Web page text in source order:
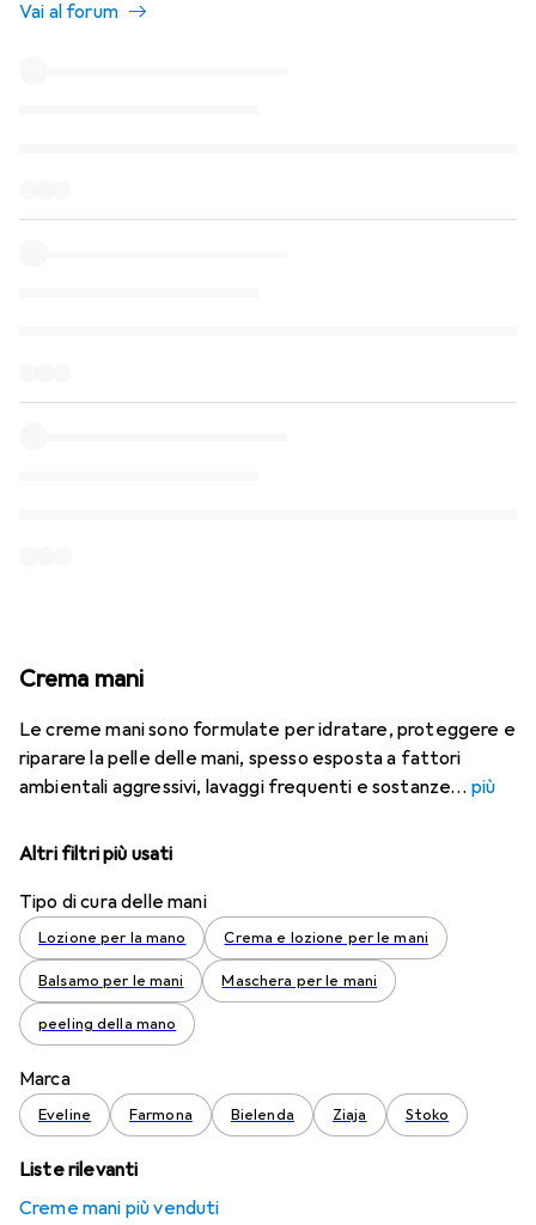
Vai al forum
Crema mani
Le creme mani sono formulate per idratare, proteggere e
riparare la pelle delle mani, spesso esposta a fattori
ambientali aggressivi, lavaggi frequenti e sostanze
più
Altri filtri più usati
Tipo di cura delle mani
Lozione per la mano Crema e lozione per le mani
Balsamo per le mani Maschera per le mani
peeling della mano
Marca
Eveline Farmona Bielenda Ziaja Stoko
Liste rilevanti
Creme mani più venduti